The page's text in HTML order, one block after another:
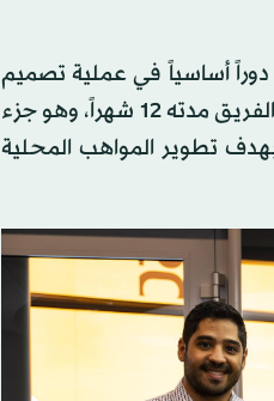
أساسياً في عملية تصميم
الملصق، إلى برنامج «نيوم ماكلارين» لتطوير ورعاية المواهب، لينخرطوا في برنامج تطويري مع الفريق مدته 12 شهراً، وهو جزء
تطوير المواهب المحلية